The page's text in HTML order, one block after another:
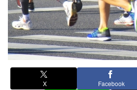
X Facebook